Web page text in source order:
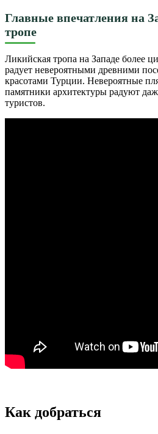
Главные впечатления на
тропе
Ликийская тропа на Западе более
радует невероятными древними
красотами Турции. Невероятные
памятники архитектуры радуют
туристов.
Как добраться